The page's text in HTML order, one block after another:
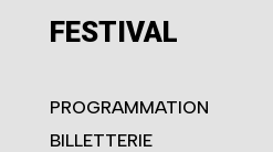
FESTIVAL
PROGRAMMATION
BILLETTERIE